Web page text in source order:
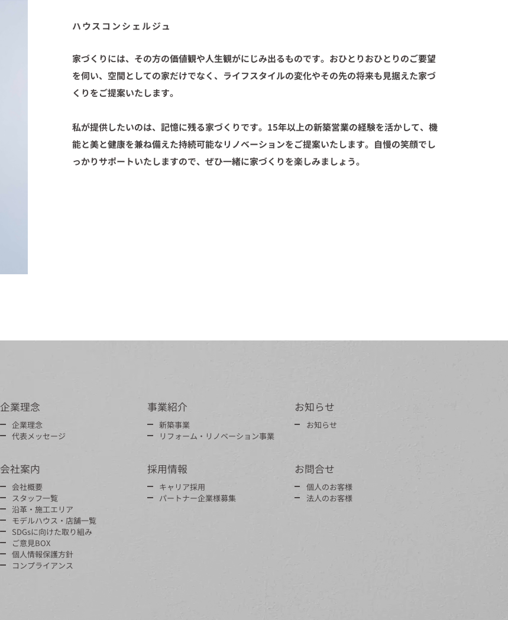
ハウスコンシェルジュ
家づくりには、その方の価値観や人生観がにじみ出るものです。おひとりおひとりのご要望
を伺い、空間としての家だけでなく、ライフスタイルの変化やその先の将来も見据えた家づ
くりをご提案いたします。
私が提供したいのは、記憶に残る家づくりです。15年以上の新築営業の経験を活かして、機
能と美と健康を兼ね備えた持続可能なリノベーションをご提案いたします。自慢の笑顔でし
っかりサポートいたしますので、ぜひ一緒に家づくりを楽しみましょう。
企業理念
企業理念
代表メッセージ
事業紹介
新築事業
リフォーム・リノベーション事業
お知らせ
お知らせ
会社案内
会社概要
スタッフ一覧
沿革・施工エリア
モデルハウス・店舗一覧
SDGsに向けた取り組み
ご意見BOX
個人情報保護方針
コンプライアンス
採用情報
キャリア採用
パートナー企業様募集
お問合せ
個人のお客様
法人のお客様